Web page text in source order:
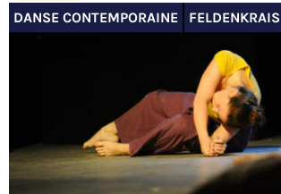
DANSE CONTEMPORAINE FELDENKRAIS